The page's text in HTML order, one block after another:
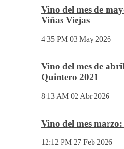
Vino del mes de
Viñas Viejas
4:35 PM 03 May 2026
Vino del mes de
Quintero 2021
8:13 AM 02 Abr 2026
Vino del mes
12:12 PM 27 Feb 2026